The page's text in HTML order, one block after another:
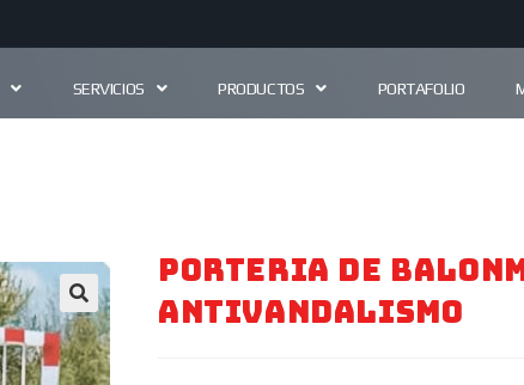
SERVICIOS PRODUCTOS PORTAFOLIO
🔍
PORTERIA DE
ANTIVANDALISMO